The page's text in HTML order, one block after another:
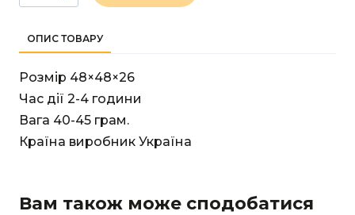
ОПИС ТОВАРУ
Розмір 48×48×26
Час дії 2-4 години
Вага 40-45 грам.
Країна виробник Україна
Вам також може сподобатися